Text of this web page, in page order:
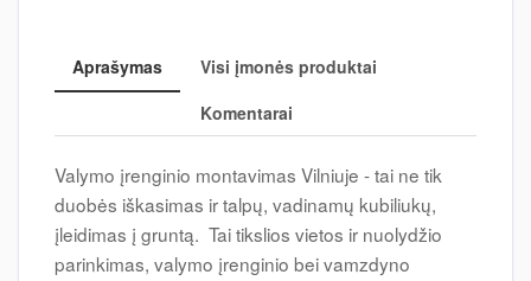
Aprašymas
Visi įmonės produktai
Komentarai
Valymo įrenginio montavimas Vilniuje - tai ne tik
duobės iškasimas ir talpų, vadinamų kubiliukų,
įleidimas į gruntą. Tai tikslios vietos ir nuolydžio
parinkimas, valymo įrenginio bei vamzdyno